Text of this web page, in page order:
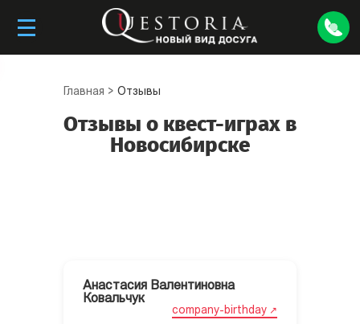
Главная > Отзывы
Отзывы о квест-играх в
Новосибирске
Анастасия Валентиновна
Ковальчук
company-birthday